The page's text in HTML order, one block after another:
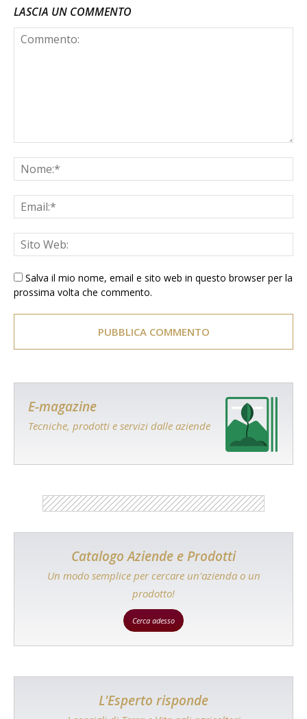
LASCIA UN COMMENTO
Salva il mio nome, email e sito web in questo browser per la
prossima volta che commento.
E-magazine
Tecniche, prodotti e servizi dalle aziende
Catalogo Aziende e Prodotti
Un modo semplice per cercare un'azienda o un
prodotto!
Cerca adesso
L'Esperto risponde